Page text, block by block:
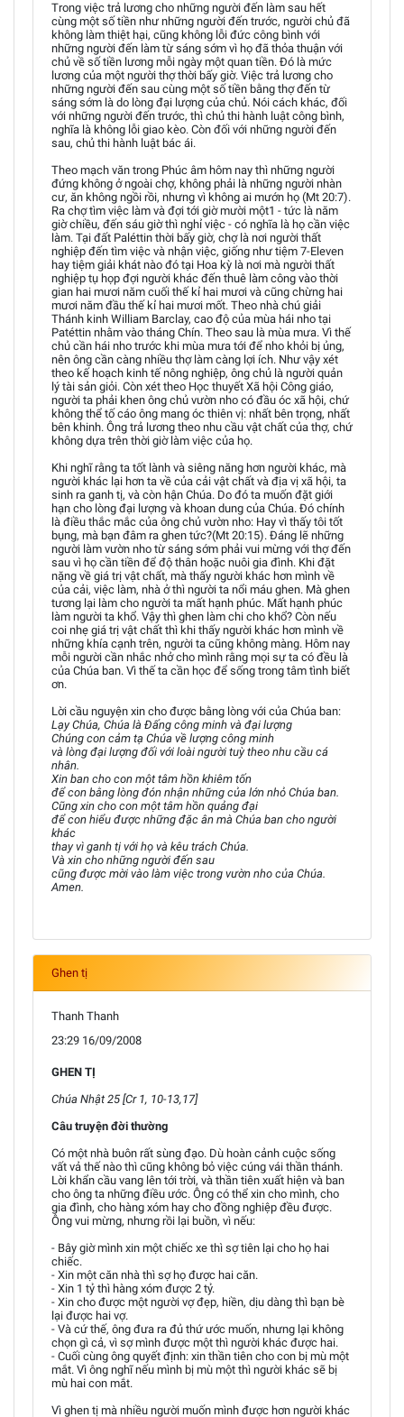
Trong việc trả lương cho những người đến làm sau hết
cùng một số tiền như những người đến trước, người chủ đã
không làm thiệt hại, cũng không lỗi đức công bình với
những người đến làm từ sáng sớm vì họ đã thỏa thuận với
chủ về số tiền lương mỗi ngày một quan tiền. Ðó là mức
lương của một người thợ thời bấy giờ. Việc trả lương cho
những người đến sau cùng một số tiền bằng thợ đến từ
sáng sớm là do lòng đại lượng của chủ. Nói cách khác, đối
với những người đến trước, thì chủ thi hành luật công bình,
nghĩa là không lỗi giao kèo. Còn đối với những người đến
sau, chủ thi hành luật bác ái.
Theo mạch văn trong Phúc âm hôm nay thì những người
đứng không ở ngoài chợ, không phải là những người nhàn
cư, ăn không ngồi rồi, nhưng vì không ai mướn họ (Mt 20:7).
Ra chợ tìm việc làm và đợi tới giờ mười một1 - tức là năm
giờ chiều, đến sáu giờ thì nghỉ việc - có nghĩa là họ cần việc
làm. Tại đất Paléttin thời bấy giờ, chợ là nơi người thất
nghiệp đến tìm việc và nhận việc, giống như tiệm 7-Eleven
hay tiệm giải khát nào đó tại Hoa kỳ là nơi mà người thất
nghiệp tụ họp đợi người khác đến thuê làm công vào thời
gian hai mươi năm cuối thế kỉ hai mươi và cũng chừng hai
mươi năm đầu thế kỉ hai mươi mốt. Theo nhà chú giải
Thánh kinh William Barclay, cao độ của mùa hái nho tại
Patéttin nhằm vào tháng Chín. Theo sau là mùa mưa. Vì thế
chủ cần hái nho trước khi mùa mưa tới để nho khỏi bị ủng,
nên ông cần càng nhiều thợ làm càng lợi ích. Như vậy xét
theo kế hoạch kinh tế nông nghiệp, ông chủ là người quản
lý tài sản giỏi. Còn xét theo Học thuyết Xã hội Công giáo,
người ta phải khen ông chủ vườn nho có đầu óc xã hội, chứ
không thể tố cáo ông mang óc thiên vị: nhất bên trọng, nhất
bên khinh. Ông trả lương theo nhu cầu vật chất của thợ, chứ
không dựa trên thời giờ làm việc của họ.
Khi nghĩ rằng ta tốt lành và siêng năng hơn người khác, mà
người khác lại hơn ta về của cải vật chất và địa vị xã hội, ta
sinh ra ganh tị, và còn hận Chúa. Do đó ta muốn đặt giới
hạn cho lòng đại lượng và khoan dung của Chúa. Ðó chính
là điều thắc mắc của ông chủ vườn nho: Hay vì thấy tôi tốt
bụng, mà bạn đâm ra ghen tức?(Mt 20:15). Ðáng lẽ những
người làm vườn nho từ sáng sớm phải vui mừng với thợ đến
sau vì họ cần tiền để độ thân hoặc nuôi gia đình. Khi đặt
nặng về giá trị vật chất, mà thấy người khác hơn mình về
của cải, việc làm, nhà ở thì người ta nổi máu ghen. Mà ghen
tương lại làm cho người ta mất hạnh phúc. Mất hạnh phúc
làm người ta khổ. Vậy thì ghen làm chi cho khổ? Còn nếu
coi nhẹ giá trị vật chất thì khi thấy người khác hơn mình về
những khía cạnh trên, người ta cũng không màng. Hôm nay
mỗi người cần nhắc nhở cho mình rằng mọi sự ta có đều là
của Chúa ban. Vì thế ta cần học để sống trong tâm tình biết
ơn.
Lời cầu nguyện xin cho được bằng lòng với của Chúa ban:
Lạy Chúa, Chúa là Ðấng công minh và đại lượng
Chúng con cảm tạ Chúa về lượng công minh
và lòng đại lượng đối với loài người tuỳ theo nhu cầu cá
nhân.
Xin ban cho con một tâm hồn khiêm tốn
để con bằng lòng đón nhận những của lớn nhỏ Chúa ban.
Cũng xin cho con một tâm hồn quảng đại
để con hiểu được những đặc ân mà Chúa ban cho người
khác
thay vì ganh tị với họ và kêu trách Chúa.
Và xin cho những người đến sau
cũng được mời vào làm việc trong vườn nho của Chúa.
Amen.
Ghen tị
Thanh Thanh
23:29 16/09/2008
GHEN TỊ
Chúa Nhật 25 [Cr 1, 10-13,17]
Câu truyện đời thường
Có một nhà buôn rất sùng đạo. Dù hoàn cảnh cuộc sống
vất vả thế nào thì cũng không bỏ việc cúng vái thần thánh.
Lời khẩn cầu vang lên tới trời, và thần tiên xuất hiện và ban
cho ông ta những điều ước. Ông có thể xin cho mình, cho
gia đình, cho hàng xóm hay cho đồng nghiệp đều được.
Ông vui mừng, nhưng rồi lại buồn, vì nếu:
- Bây giờ mình xin một chiếc xe thì sợ tiên lại cho họ hai
chiếc.
- Xin một căn nhà thì sợ họ được hai căn.
- Xin 1 tỷ thì hàng xóm được 2 tỷ.
- Xin cho được một người vợ đẹp, hiền, dịu dàng thì bạn bè
lại được hai vợ.
- Và cứ thế, ông đưa ra đủ thứ ước muốn, nhưng lại không
chọn gì cả, vì sợ mình được một thì người khác được hai.
- Cuối cùng ông quyết định: xin thần tiên cho con bị mù một
mắt. Vì ông nghĩ nếu mình bị mù một thì người khác sẽ bị
mù hai con mắt.
Vì ghen tị mà nhiều người muốn mình được hơn người khác